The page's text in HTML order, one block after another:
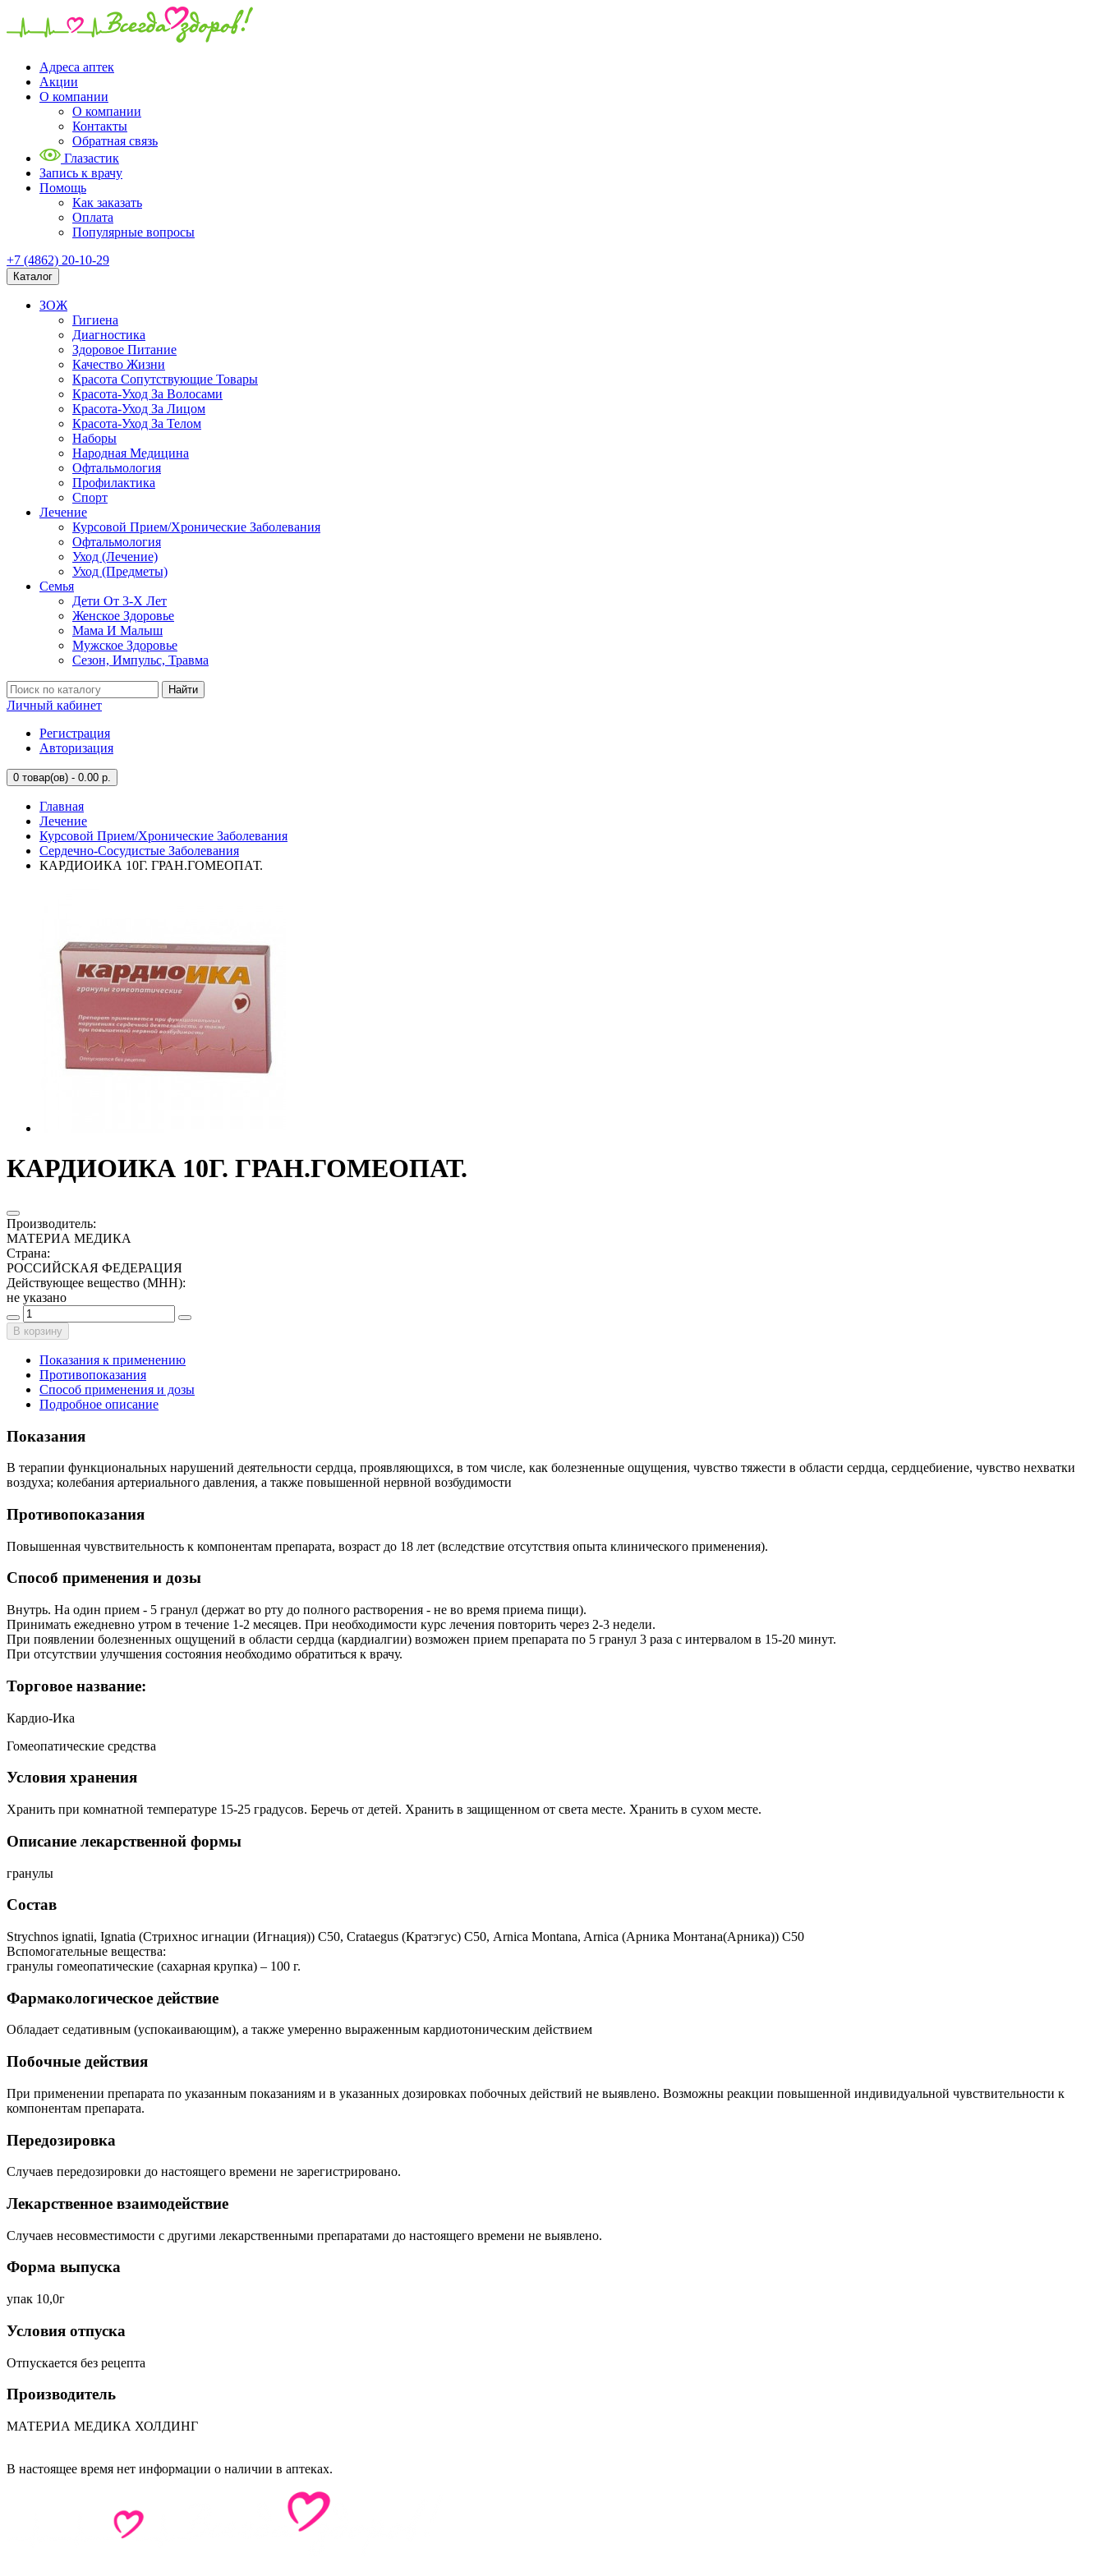
Адреса аптек
Акции
О компании
О компании
Контакты
Обратная связь
Глазастик
Запись к врачу
Помощь
Как заказать
Оплата
Популярные вопросы
+7 (4862) 20-10-29
Каталог
ЗОЖ
Гигиена
Диагностика
Здоровое Питание
Качество Жизни
Красота Сопутствующие Товары
Красота-Уход За Волосами
Красота-Уход За Лицом
Красота-Уход За Телом
Наборы
Народная Медицина
Офтальмология
Профилактика
Спорт
Лечение
Курсовой Прием/Хронические Заболевания
Офтальмология
Уход (Лечение)
Уход (Предметы)
Семья
Дети От 3-Х Лет
Женское Здоровье
Мама И Малыш
Мужское Здоровье
Сезон, Импульс, Травма
Найти
Личный кабинет
Регистрация
Авторизация
0 товар(ов) - 0.00 р.
Главная
Лечение
Курсовой Прием/Хронические Заболевания
Сердечно-Сосудистые Заболевания
КАРДИОИКА 10Г. ГРАН.ГОМЕОПАТ.
КАРДИОИКА 10Г. ГРАН.ГОМЕОПАТ.
Производитель:
МАТЕРИА МЕДИКА
Страна:
РОССИЙСКАЯ ФЕДЕРАЦИЯ
Действующее вещество (МНН):
не указано
В корзину
Показания к применению
Противопоказания
Способ применения и дозы
Подробное описание
Показания
В терапии функциональных нарушений деятельности сердца, проявляющихся, в том числе, как болезненные ощущения, чувство тяжести в области сердца, сердцебиение, чувство нехватки
воздуха; колебания артериального давления, а также повышенной нервной возбудимости
Противопоказания
Повышенная чувствительность к компонентам препарата, возраст до 18 лет (вследствие отсутствия опыта клинического применения).
Способ применения и дозы
Внутрь. На один прием - 5 гранул (держат во рту до полного растворения - не во время приема пищи).
Принимать ежедневно утром в течение 1-2 месяцев. При необходимости курс лечения повторить через 2-3 недели.
При появлении болезненных ощущений в области сердца (кардиалгии) возможен прием препарата по 5 гранул 3 раза с интервалом в 15-20 минут.
При отсутствии улучшения состояния необходимо обратиться к врачу.
Торговое название:
Кардио-Ика
Гомеопатические средства
Условия хранения
Хранить при комнатной температуре 15-25 градусов. Беречь от детей. Хранить в защищенном от света месте. Хранить в сухом месте.
Описание лекарственной формы
гранулы
Состав
Strychnos ignatii, Ignatia (Стрихнос игнации (Игнация)) С50, Crataegus (Кратэгус) С50, Arnica Montana, Arnica (Арника Монтана(Арника)) С50
Вспомогательные вещества:
гранулы гомеопатические (сахарная крупка) – 100 г.
Фармакологическое действие
Обладает седативным (успокаивающим), а также умеренно выраженным кардиотоническим действием
Побочные действия
При применении препарата по указанным показаниям и в указанных дозировках побочных действий не выявлено. Возможны реакции повышенной индивидуальной чувствительности к
компонентам препарата.
Передозировка
Случаев передозировки до настоящего времени не зарегистрировано.
Лекарственное взаимодействие
Случаев несовместимости с другими лекарственными препаратами до настоящего времени не выявлено.
Форма выпуска
упак 10,0г
Условия отпуска
Отпускается без рецепта
Производитель
МАТЕРИА МЕДИКА ХОЛДИНГ
В настоящее время нет информации о наличии в аптеках.